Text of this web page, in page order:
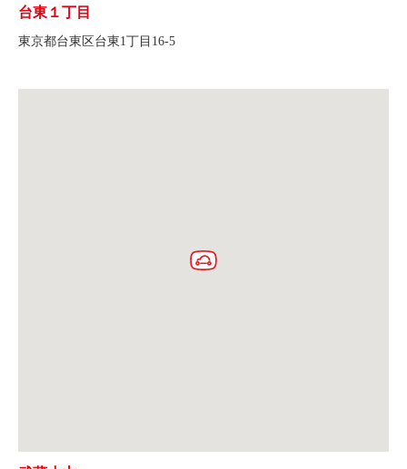
台東１丁目
東京都台東区台東1丁目16-5